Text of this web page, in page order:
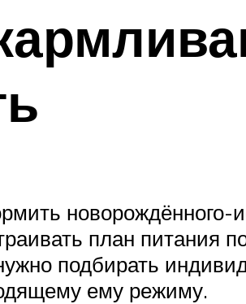
план питания
подбирать
ему режиму.